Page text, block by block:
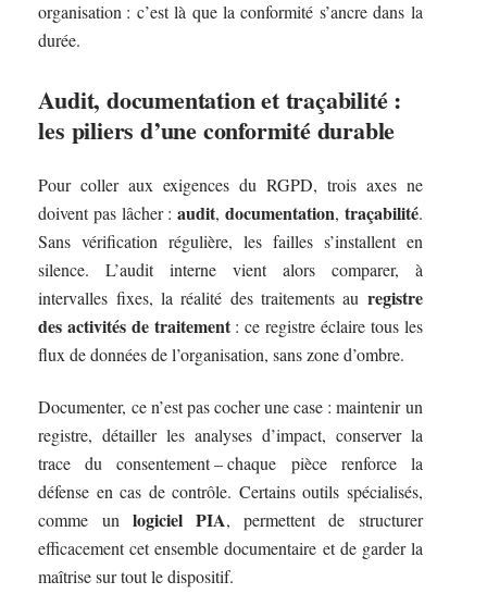
organisation : c’est là que la conformité s’ancre dans la
durée.
Audit, documentation et traçabilité :
les piliers d’une conformité durable
Pour coller aux exigences du RGPD, trois axes ne
doivent pas lâcher : audit, documentation, traçabilité.
Sans vérification régulière, les failles s’installent en
silence. L’audit interne vient alors comparer, à
intervalles fixes, la réalité des traitements au registre
des activités de traitement : ce registre éclaire tous les
flux de données de l’organisation, sans zone d’ombre.
Documenter, ce n’est pas cocher une case : maintenir un
registre, détailler les analyses d’impact, conserver la
trace du consentement – chaque pièce renforce la
défense en cas de contrôle. Certains outils spécialisés,
comme un logiciel PIA, permettent de structurer
efficacement cet ensemble documentaire et de garder la
maîtrise sur tout le dispositif.